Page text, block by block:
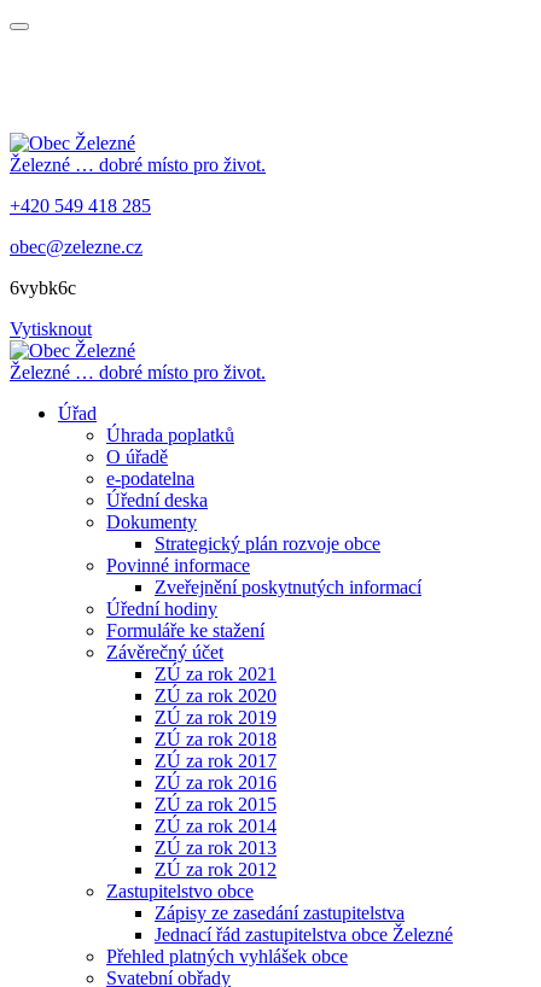
Železné … dobré místo pro život.
+420 549 418 285
obec@zelezne.cz
6vybk6c
Vytisknout
Železné … dobré místo pro život.
Úřad
Úhrada poplatků
O úřadě
e-podatelna
Úřední deska
Dokumenty
Strategický plán rozvoje obce
Povinné informace
Zveřejnění poskytnutých informací
Úřední hodiny
Formuláře ke stažení
Závěrečný účet
ZÚ za rok 2021
ZÚ za rok 2020
ZÚ za rok 2019
ZÚ za rok 2018
ZÚ za rok 2017
ZÚ za rok 2016
ZÚ za rok 2015
ZÚ za rok 2014
ZÚ za rok 2013
ZÚ za rok 2012
Zastupitelstvo obce
Zápisy ze zasedání zastupitelstva
Jednací řád zastupitelstva obce Železné
Přehled platných vyhlášek obce
Svatební obřady